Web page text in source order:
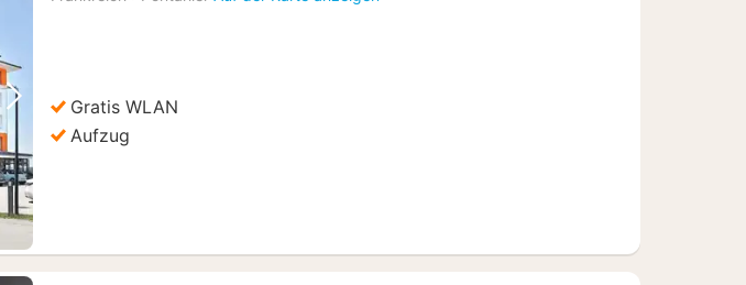
Nächstes Bild
Gratis WLAN
Aufzug